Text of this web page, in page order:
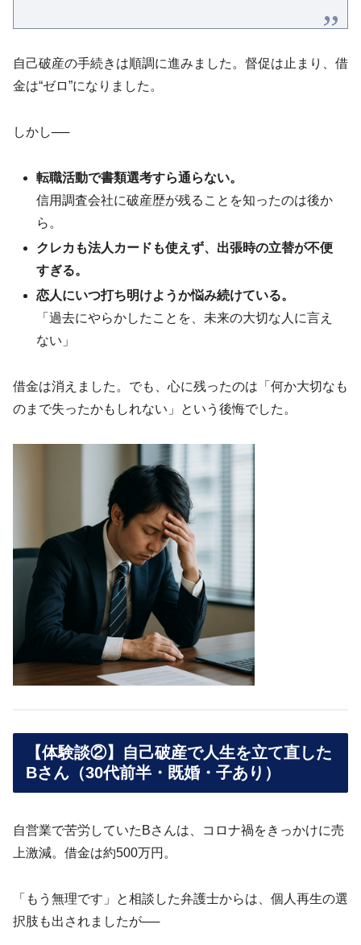
自己破産の手続きは順調に進みました。督促は止まり、借
金は“ゼロ”になりました。
しかし──
転職活動で書類選考すら通らない。
信用調査会社に破産歴が残ることを知ったのは後か
ら。
クレカも法人カードも使えず、出張時の立替が不便
すぎる。
恋人にいつ打ち明けようか悩み続けている。
「過去にやらかしたことを、未来の大切な人に言え
ない」
借金は消えました。でも、心に残ったのは「何か大切なも
のまで失ったかもしれない」という後悔でした。
【体験談②】自己破産で人生を立て直した
Bさん（30代前半・既婚・子あり）
自営業で苦労していたBさんは、コロナ禍をきっかけに売
上激減。借金は約500万円。
「もう無理です」と相談した弁護士からは、個人再生の選
択肢も出されましたが──